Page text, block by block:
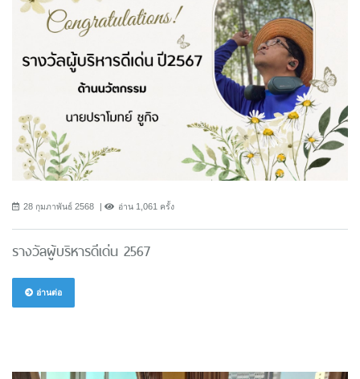
28 กุมภาพันธ์ 2568 อ่าน 1,061 ครั้ง
รางวัลผู้บริหารดีเด่น 2567
อ่านต่อ